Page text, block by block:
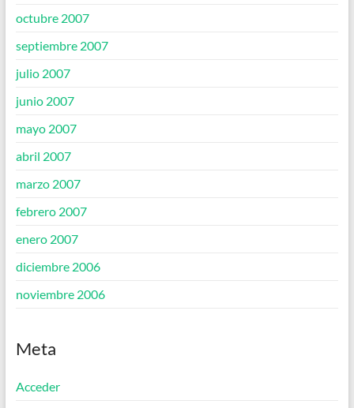
octubre 2007
septiembre 2007
julio 2007
junio 2007
mayo 2007
abril 2007
marzo 2007
febrero 2007
enero 2007
diciembre 2006
noviembre 2006
Meta
Acceder